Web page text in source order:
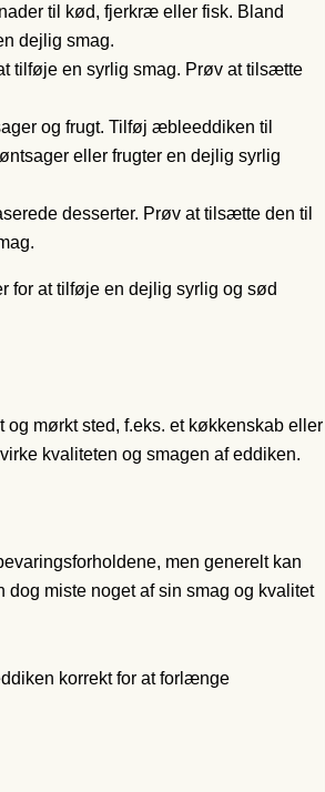
til kød, fjerkræ eller fisk. Bland
dejlig smag.
tilføje en syrlig smag. Prøv at tilsætte
og frugt. Tilføj æbleeddiken til
eller frugter en dejlig syrlig
desserter. Prøv at tilsætte den til
for at tilføje en dejlig syrlig og sød
mørkt sted, f.eks. et køkkenskab eller
kvaliteten og smagen af eddiken.
men generelt kan
miste noget af sin smag og kvalitet
korrekt for at forlænge